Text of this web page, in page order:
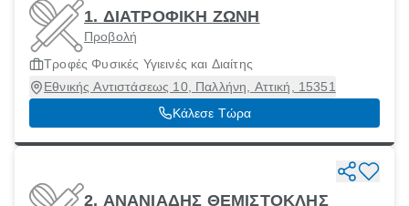
1. ΔΙΑΤΡΟΦΙΚΗ ΖΩΝΗ
Προβολή
Τροφές Φυσικές Υγιεινές και Διαίτης
Εθνικής Αντιστάσεως 10, Παλλήνη, Αττική, 15351
Κάλεσε Τώρα
2. ΑΝΑΝΙΑΔΗΣ ΘΕΜΙΣΤΟΚΛΗΣ